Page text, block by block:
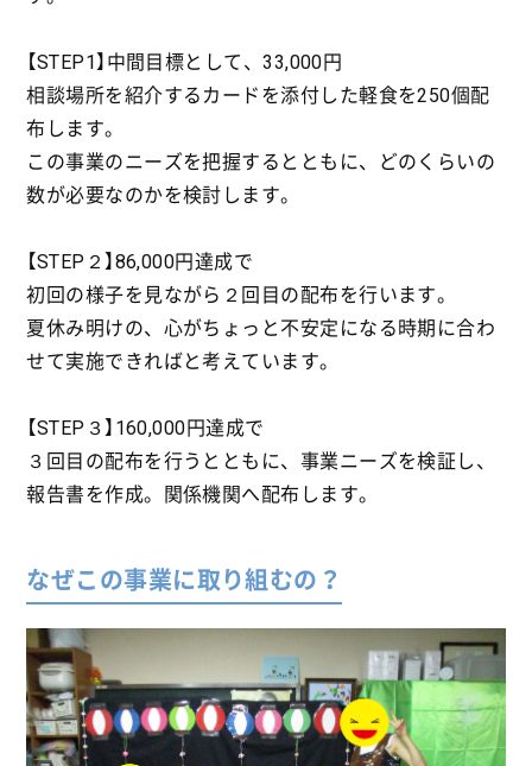
【STEP1】中間目標として、33,000円
相談場所を紹介するカードを添付した軽食を250個配
布します。
この事業のニーズを把握するとともに、どのくらいの
数が必要なのかを検討します。
【STEP２】86,000円達成で
初回の様子を見ながら２回目の配布を行います。
夏休み明けの、心がちょっと不安定になる時期に合わ
せて実施できればと考えています。
【STEP３】160,000円達成で
３回目の配布を行うとともに、事業ニーズを検証し、
報告書を作成。関係機関へ配布します。
なぜこの事業に取り組むの？